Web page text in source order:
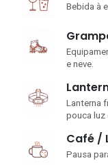
Bebida à
e neve.
Lanterna
pouca luz
Café /
Pausa